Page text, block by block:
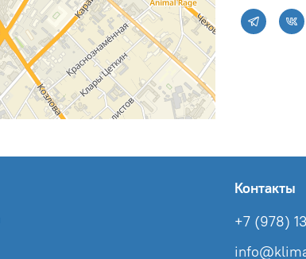
Контакты
+7 (978)